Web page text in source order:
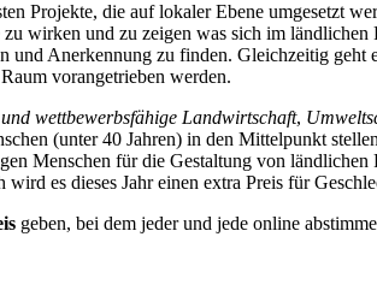
Projekte, die auf lokaler Ebene umgesetzt
wirken und zu zeigen was sich im
Anerkennung zu finden. Gleichzeitig geht
vorangetrieben werden.
wettbewerbsfähige Landwirtschaft,
(unter 40 Jahren) in den Mittelpunkt
Menschen für die Gestaltung von
es dieses Jahr einen extra Preis für
geben, bei dem jeder und jede online